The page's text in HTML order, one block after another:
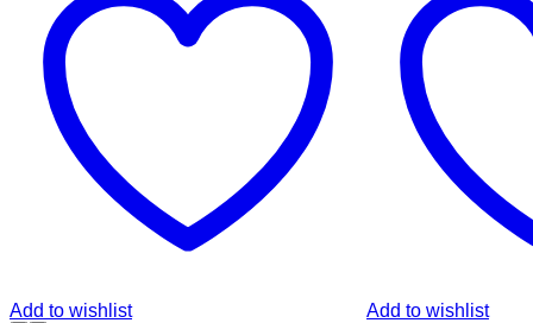
Add to wishlist Add to wishlist